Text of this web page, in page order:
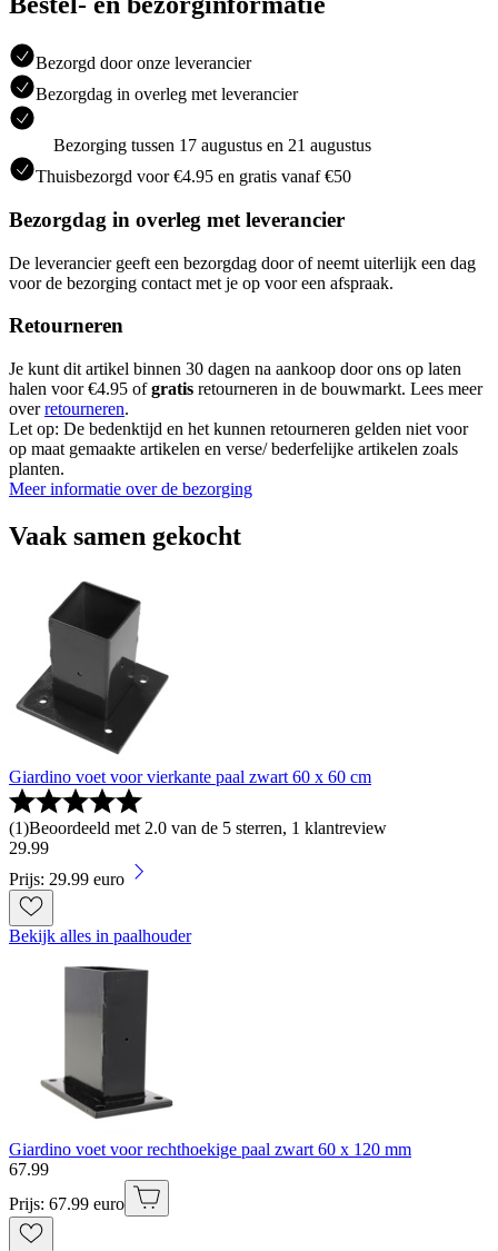
Bezorgd door onze leverancier
Bezorgdag in overleg met leverancier
Bezorging tussen 17 augustus en 21 augustus
Thuisbezorgd voor €4.95 en gratis vanaf €50
Bezorgdag in overleg met leverancier
De leverancier geeft een bezorgdag door of neemt uiterlijk een dag
voor de bezorging contact met je op voor een afspraak.
Retourneren
Je kunt dit artikel binnen 30 dagen na aankoop door ons op laten
halen voor €4.95 ofgratis retourneren in de bouwmarkt. Lees meer
overretourneren.
Let op: De bedenktijd en het kunnen retourneren gelden niet voor
op maat gemaakte artikelen en verse/ bederfelijke artikelen zoals
planten.
Meer informatie over de bezorging
Vaak samen gekocht
Giardino voet voor vierkante paal zwart 60 x 60 cm
(1)Beoordeeld met 2.0 van de 5 sterren, 1 klantreview
29.99
Prijs: 29.99 euro
Bekijk alles in paalhouder
Giardino voet voor rechthoekige paal zwart 60 x 120 mm
67.99
Prijs: 67.99 euro